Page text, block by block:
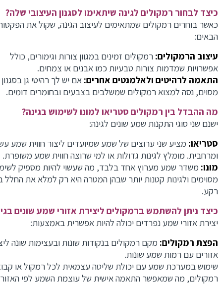
כיצד לבחור רמקולים לגינה שיתאימו לסגנון העיצובי שלה?
כאשר בוחרים רמקולים שמתאימים לעיצוב הגינה, שקול את
הבאים:
עיצוב הרמקולים:רמקולים זמינים במגוון צורות וגימורים, כולל
אפשרויות שמדמות צורות טבעיות כמו אבנים או צמחים.
התאמה לרהיטים ולאלמנטים אחרים:אם יש לך רהיטי גן בסגנון
מסוים, נסה למצוא רמקולים שמשלבים בצבעים ובחומרים דומים.
מה ההבדל בין רמקולים סטריאו למונו לשימוש בגינה?
ישנם שני סוגי התקנות שמע שונים לגינה:
סטריאו:מציע שני ערוצים של שמע שמיועדים ליצור חווית שמע
ומרחבית. מומלץ לגינות גדולות או למי שרוצה חווית שמע משופרת.
מונו:משדר שמע מערוץ אחד בלבד, מה שעשוי להיות מספיק
מסוימים ולגינות קטנות יותר שבהן המטרה היא רק למלא את החלל
רקע.
כיצד ניתן להשתמש ברמקולים ליצירת אזורי שמע שונים
יצירת אזורי שמע נפרדים יכולה להיות אפשרית באמצעות:
הפצת רמקולים:מקם רמקולים בנקודות שונות ובעצימות שונה
אזורים עם רמות שמע שונות.
שימוש במערכת שמע עם יכולת שליטה עצמאית לכל רמקול או
רמקולים, מה שמאפשר התאמה אישית של עוצמת השמע לפי האזור.